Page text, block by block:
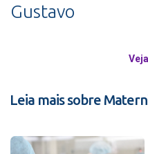
Gustavo
Leia mais sobre